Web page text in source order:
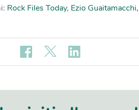
Rock Files Today, Ezio